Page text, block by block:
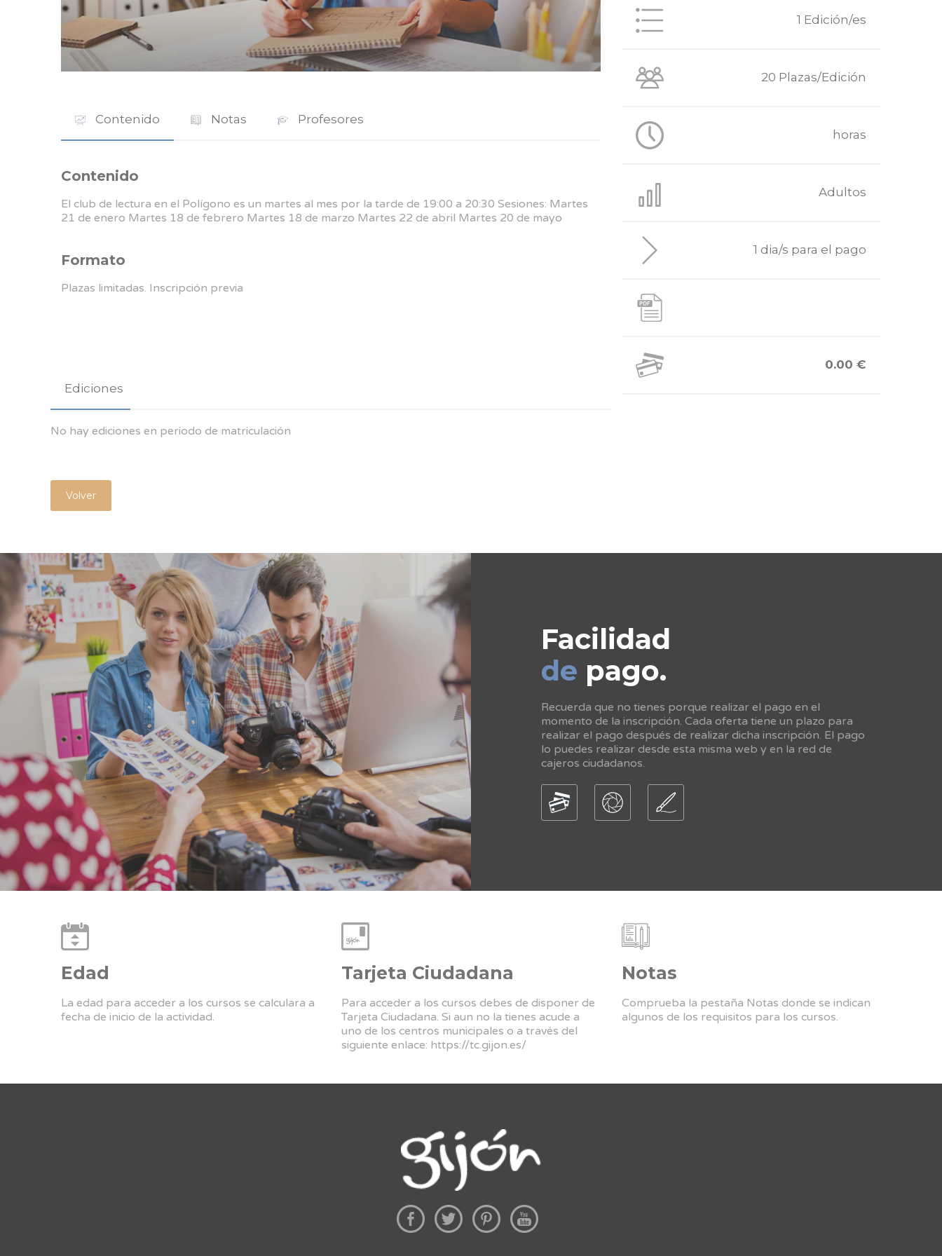
Contenido Notas Profesores
Contenido
El club de lectura en el Polígono es un martes al mes por la tarde de 19:00 a 20:30 Sesiones: Martes
21 de enero Martes 18 de febrero Martes 18 de marzo Martes 22 de abril Martes 20 de mayo
Formato
Plazas limitadas. Inscripción previa
Ediciones
No hay ediciones en periodo de matriculación
1 Edición/es
20 Plazas/Edición
horas
Adultos
1 dia/s para el pago
0.00 €
Volver
Facilidad
de pago.
Recuerda que no tienes porque realizar el pago en el
momento de la inscripción. Cada oferta tiene un plazo para
realizar el pago después de realizar dicha inscripción. El pago
lo puedes realizar desde esta misma web y en la red de
cajeros ciudadanos.
Edad
La edad para acceder a los cursos se calculara a
fecha de inicio de la actividad.
Tarjeta Ciudadana
Para acceder a los cursos debes de disponer de
Tarjeta Ciudadana. Si aun no la tienes acude a
uno de los centros municipales o a través del
siguiente enlace: https://tc.gijon.es/
Notas
Comprueba la pestaña Notas donde se indican
algunos de los requisitos para los cursos.